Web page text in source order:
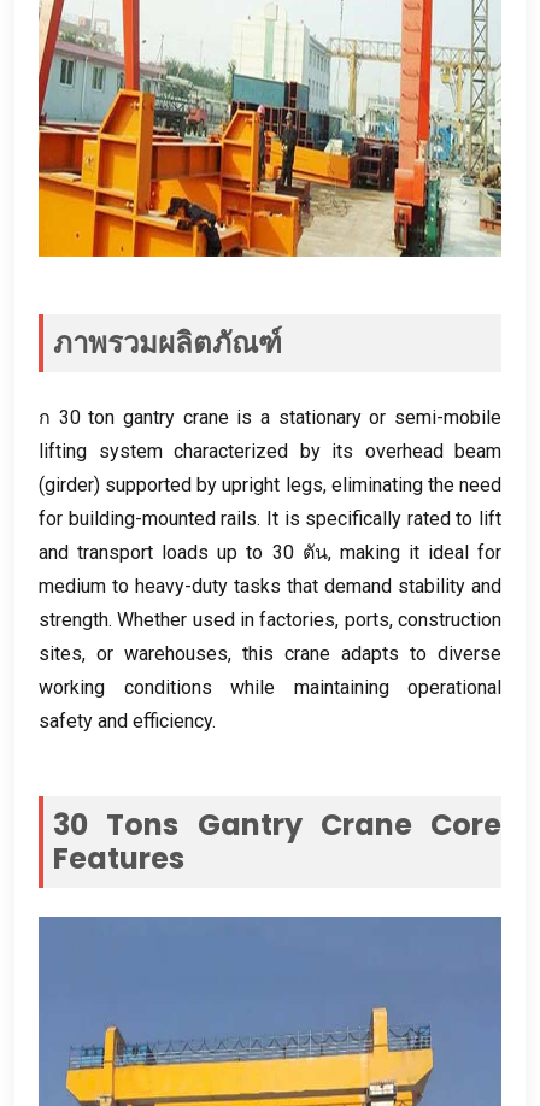
ภาพรวมผลิตภัณฑ์
ก 30ton gantry crane is a stationary or semi-mobile
lifting system characterized by its overhead beam
(girder) supported by upright legs, eliminating the need
for building-mounted rails. It is specifically rated to lift
and transport loads up to 30 ตัน, making it ideal for
medium to heavy-duty tasks that demand stability and
strength.Whether used in factories, ports,construction
sites, or warehouses, this crane adapts to diverse
working conditions while maintaining operational
safety and efficiency.
30 Tons Gantry Crane Core
Features